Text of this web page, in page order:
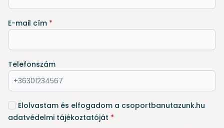
E-mail cím *
Telefonszám
Elolvastam és elfogadom a csoportbanutazunk.hu
adatvédelmi tájékoztatóját *